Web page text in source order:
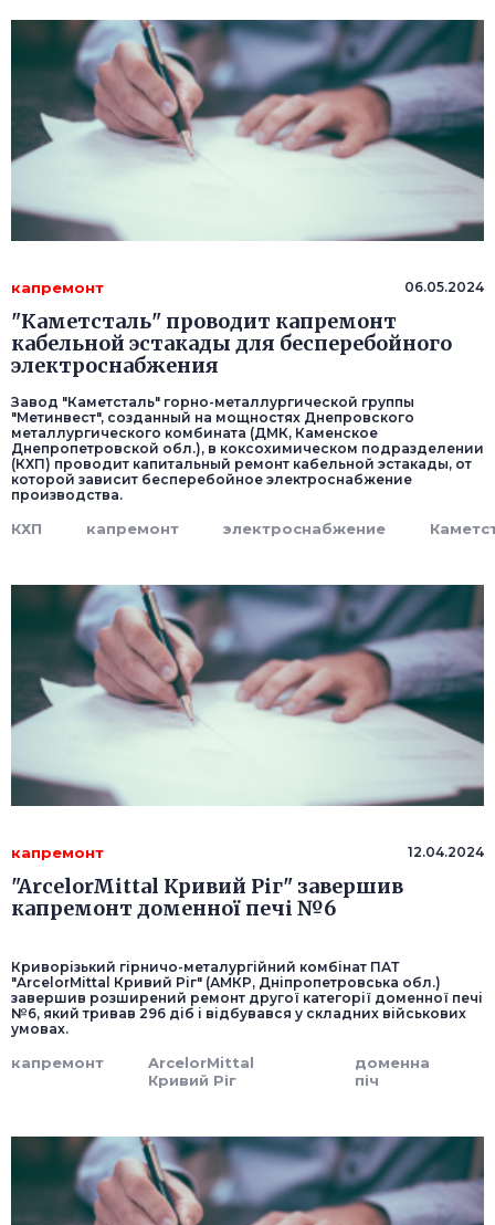
капремонт 06.05.2024
"Каметсталь" проводит капремонт
кабельной эстакады для бесперебойного
электроснабжения
Завод "Каметcталь" горно-металлургической группы
"Метинвест", созданный на мощностях Днепровского
металлургического комбината (ДМК, Каменское
Днепропетровской обл.), в коксохимическом подразделении
(КХП) проводит капитальный ремонт кабельной эстакады, от
которой зависит бесперебойное электроснабжение
производства.
КХП капремонт электроснабжение
капремонт 12.04.2024
"ArcelorMittal Кривий Ріг" завершив
капремонт доменної печі №6
Криворізький гірничо-металургійний комбінат ПАТ
"ArcelorMittal Кривий Ріг" (АМКР, Дніпропетровська обл.)
завершив розширений ремонт другої категорії доменної печі
№6, який тривав 296 діб і відбувався у складних військових
умовах.
капремонт
ArcelorMittal
Кривий Ріг
доменна
піч